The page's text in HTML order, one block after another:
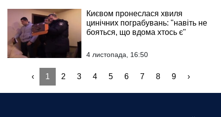
Києвом пронеслася хвиля
цинічних пограбувань: "навіть не
бояться, що вдома хтось є"
4 листопада, 16:50
‹ 1 2 3 4 5 6 7 8 9 ›